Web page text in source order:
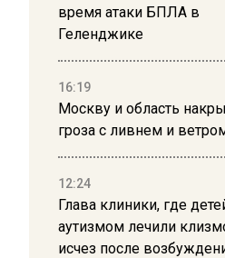
время атаки БПЛА в
Геленджике
16:19
Москву и область
гроза с ливнем и
12:24
Глава клиники, где
аутизмом лечили
исчез после